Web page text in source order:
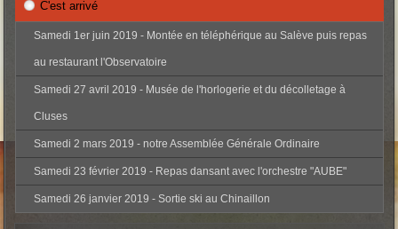
C'est arrivé
Samedi 1er juin 2019 - Montée en téléphérique au Salève puis repas
au restaurant l'Observatoire
Samedi 27 avril 2019 - Musée de l'horlogerie et du décolletage à
Cluses
Samedi 2 mars 2019 - notre Assemblée Générale Ordinaire
Samedi 23 février 2019 - Repas dansant avec l'orchestre "AUBE"
Samedi 26 janvier 2019 - Sortie ski au Chinaillon